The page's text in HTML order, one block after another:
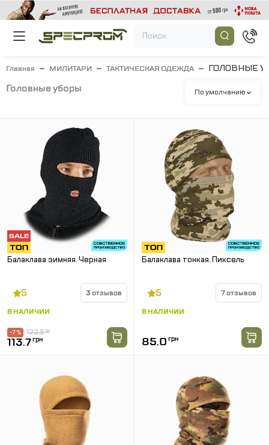
Главная МИЛИТАРИ ТАКТИЧЕСКАЯ ОДЕЖДА ГОЛОВНЫЕ
головные уборы По умолчанию
Балаклава зимняя. Черная
5 3 отзывов
В НАЛИЧИИ
122.3грн
-7 %
113.7грн
Балаклава тонкая. Пиксель
5 7 отзывов
В НАЛИЧИИ
85.0 грн